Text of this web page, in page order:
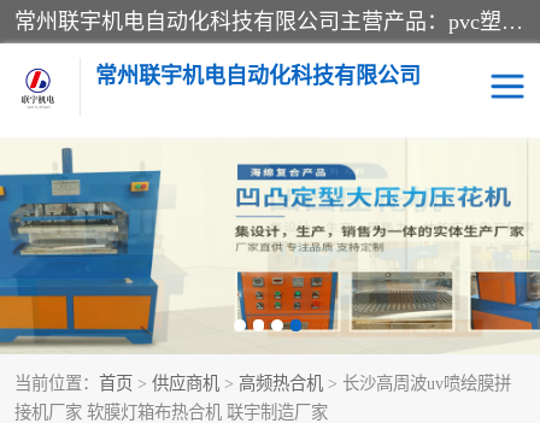
常州联宇机电自动化科技有限公司主营产品：pvc塑料焊机、高频热合机、软膜天花压边机、服装布料凹凸压花机、布料3d压印设备、服装植胶设备、超声波布料花边机、无纺布热合机、全自动压花机。
常州联宇机电自动化科技有限公司
当前位置： 首页 > 供应商机 > 高频热合机 > 长沙高周波uv喷绘膜拼
接机厂家 软膜灯箱布热合机 联宇制造厂家
压花定型机以及压花模具 超声波热合机
超声波花边机
超声波复合压花机 凹凸压花机压标机
3040凹凸压花机 双头服装凹凸压花机